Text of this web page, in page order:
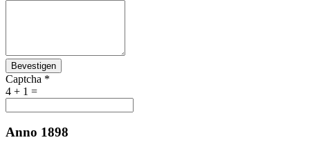
Bevestigen
Captcha *
4 + 1 =
Anno 1898